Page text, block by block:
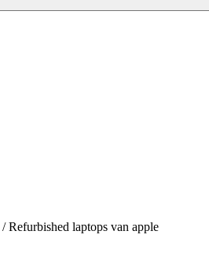
/ Refurbished laptops van apple